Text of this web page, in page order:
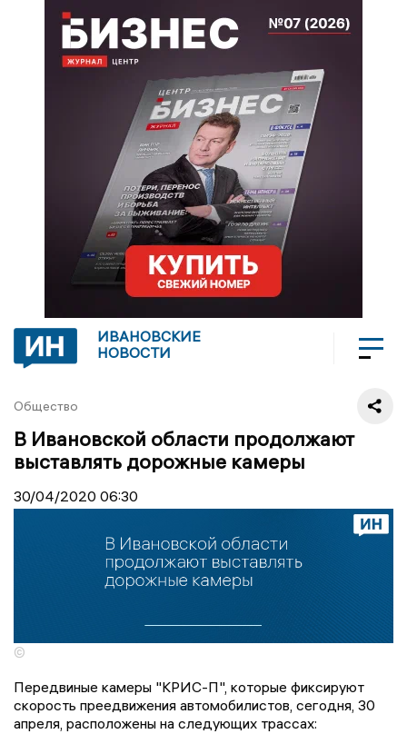
ИВАНОВСКИЕ
НОВОСТИ
Общество
В Ивановской области продолжают
выставлять дорожные камеры
30/04/2020 06:30
©
Передвиные камеры "КРИС-П", которые фиксируют
скорость преедвижения автомобилистов, сегодня, 30
апреля, расположены на следующих трассах: